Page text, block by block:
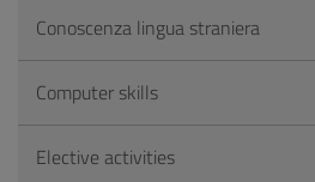
Conoscenza lingua straniera
Computer skills
Elective activities